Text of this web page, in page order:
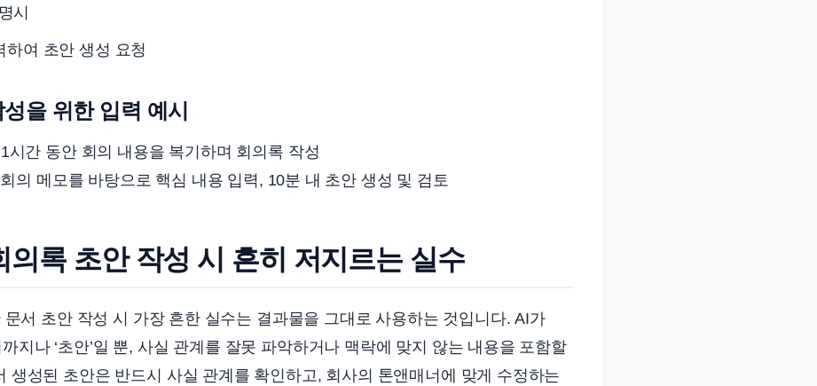
시
하여 초안 생성 요청
을 위한 입력 예시
시간 동안 회의 내용을 복기하며 회의록 작성
회의 메모를 바탕으로 핵심 내용 입력, 10분 내 초안 생성 및 검토
의록 초안 작성 시 흔히 저지르는 실수
서 초안 작성 시 가장 흔한 실수는 결과물을 그대로 사용하는 것입니다. AI가
지나 ‘초안’일 뿐, 사실 관계를 잘못 파악하거나 맥락에 맞지 않는 내용을 포함할
생성된 초안은 반드시 사실 관계를 확인하고, 회사의 톤앤매너에 맞게 수정하는